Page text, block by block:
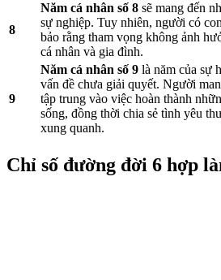
8
Năm cá nhân số 8 sẽ mang đến
sự nghiệp. Tuy nhiên, người có
bảo rằng tham vọng không ảnh
cá nhân và gia đình.
9
Năm cá nhân số 9 là năm của sự
vấn đề chưa giải quyết. Người
tập trung vào việc hoàn thành
sống, đồng thời chia sẻ tình yêu
xung quanh.
Chỉ số đường đời 6 hợp